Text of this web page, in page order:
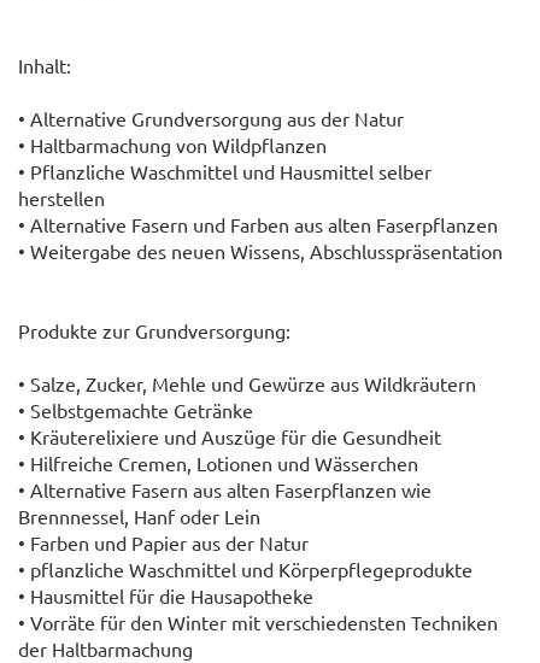
Inhalt:
• Alternative Grundversorgung aus der Natur
• Haltbarmachung von Wildpflanzen
• Pflanzliche Waschmittel und Hausmittel selber
herstellen
• Alternative Fasern und Farben aus alten Faserpflanzen
• Weitergabe des neuen Wissens, Abschlusspräsentation
Produkte zur Grundversorgung:
• Salze, Zucker, Mehle und Gewürze aus Wildkräutern
• Selbstgemachte Getränke
• Kräuterelixiere und Auszüge für die Gesundheit
• Hilfreiche Cremen, Lotionen und Wässerchen
• Alternative Fasern aus alten Faserpflanzen wie
Brennnessel, Hanf oder Lein
• Farben und Papier aus der Natur
• pflanzliche Waschmittel und Körperpflegeprodukte
• Hausmittel für die Hausapotheke
• Vorräte für den Winter mit verschiedensten Techniken
der Haltbarmachung